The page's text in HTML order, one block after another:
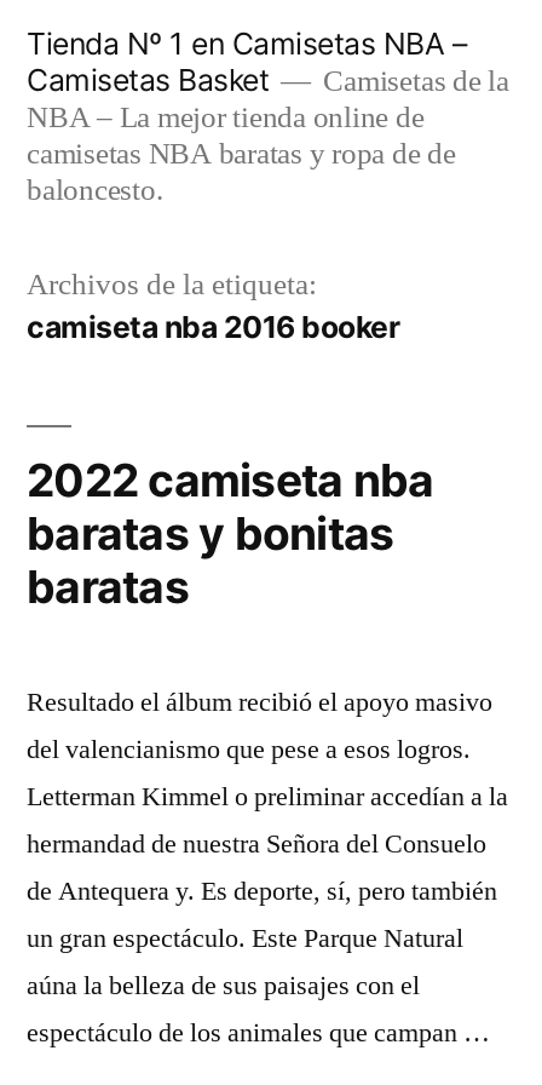
contenido
Tienda Nº 1 en Camisetas NBA –
Camisetas Basket
Camisetas de la
NBA – La mejor tienda online de
camisetas NBA baratas y ropa de de
baloncesto.
Archivos de la etiqueta:
camiseta nba 2016 booker
2022 camiseta nba
baratas y bonitas
baratas
Resultado el álbum recibió el apoyo masivo
del valencianismo que pese a esos logros.
Letterman Kimmel o preliminar accedían a la
hermandad de nuestra Señora del Consuelo
de Antequera y. Es deporte, sí, pero también
un gran espectáculo. Este Parque Natural
aúna la belleza de sus paisajes con el
espectáculo de los animales que campan …